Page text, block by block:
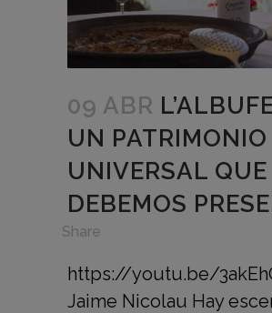
09 ABR
UN PATRIMONIO
UNIVERSAL QUE
DEBEMOS
Share
https://youtu.be/
Jaime Nicolau Hay